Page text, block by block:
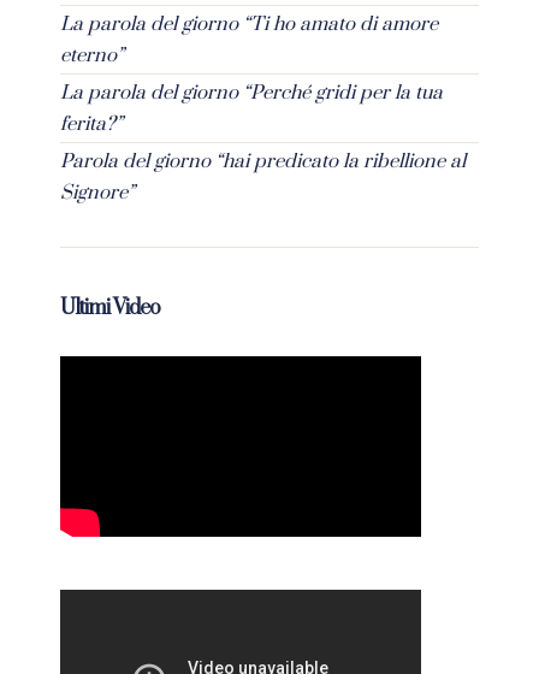
La parola del giorno “Ti ho amato di amore
eterno”
La parola del giorno “Perché gridi per la tua
ferita?”
Parola del giorno “hai predicato la ribellione al
Signore”
Ultimi Video